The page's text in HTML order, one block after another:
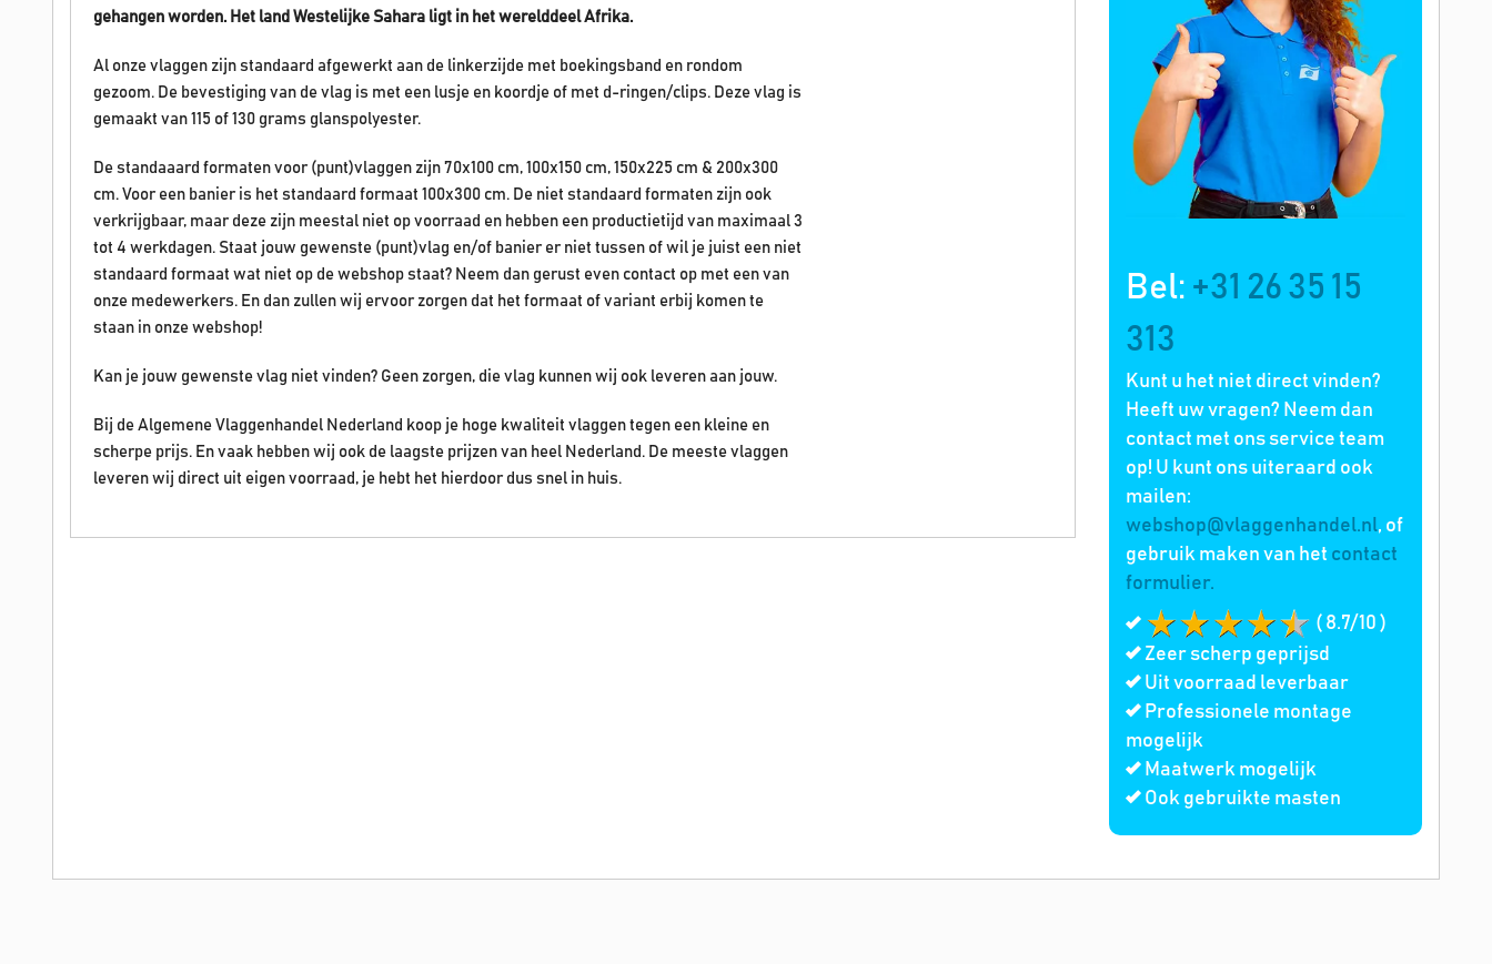
Bel: +31 26 35 15
313
Kunt u het niet direct vinden?
Heeft uw vragen? Neem dan
contact met ons service team
op! U kunt ons uiteraard ook
mailen:
webshop@vlaggenhandel.nl, of
gebruik maken van het contact
formulier.
( 8.7/10 )
Zeer scherp geprijsd
Uit voorraad leverbaar
Professionele montage
mogelijk
Maatwerk mogelijk
Ook gebruikte masten
gehangen worden. Het land Westelijke Sahara ligt in het werelddeel Afrika.
Al onze vlaggen zijn standaard afgewerkt aan de linkerzijde met boekingsband en rondom
gezoom. De bevestiging van de vlag is met een lusje en koordje of met d-ringen/clips. Deze vlag is
gemaakt van 115 of 130 grams glanspolyester.
De standaaard formaten voor (punt)vlaggen zijn 70x100 cm, 100x150 cm, 150x225 cm & 200x300
cm. Voor een banier is het standaard formaat 100x300 cm. De niet standaard formaten zijn ook
verkrijgbaar, maar deze zijn meestal niet op voorraad en hebben een productietijd van maximaal 3
tot 4 werkdagen. Staat jouw gewenste (punt)vlag en/of banier er niet tussen of wil je juist een niet
standaard formaat wat niet op de webshop staat? Neem dan gerust even contact op met een van
onze medewerkers. En dan zullen wij ervoor zorgen dat het formaat of variant erbij komen te
staan in onze webshop!
Kan je jouw gewenste vlag niet vinden? Geen zorgen, die vlag kunnen wij ook leveren aan jouw.
Bij de Algemene Vlaggenhandel Nederland koop je hoge kwaliteit vlaggen tegen een kleine en
scherpe prijs. En vaak hebben wij ook de laagste prijzen van heel Nederland. De meeste vlaggen
leveren wij direct uit eigen voorraad, je hebt het hierdoor dus snel in huis.